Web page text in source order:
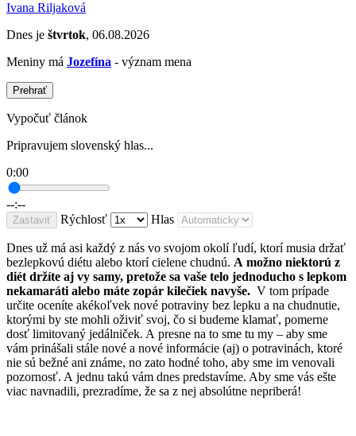
Ivana Riljaková
Dnes je štvrtok, 06.08.2026
Meniny má Jozefína - význam mena
Prehrať
Vypočuť článok
Pripravujem slovenský hlas...
0:00
--:--
Zastaviť Rýchlosť Hlas
Dnes už má asi každý z nás vo svojom okolí ľudí, ktorí musia držať
bezlepkovú diétu alebo ktorí cielene chudnú. A možno niektorú z
diét držíte aj vy samy, pretože sa vaše telo jednoducho s lepkom
nekamaráti alebo máte zopár kilečiek navyše. V tom prípade
určite oceníte akékoľvek nové potraviny bez lepku a na chudnutie,
ktorými by ste mohli oživiť svoj, čo si budeme klamať, pomerne
dosť limitovaný jedálniček. A presne na to sme tu my – aby sme
vám prinášali stále nové a nové informácie (aj) o potravinách, ktoré
nie sú bežné ani známe, no zato hodné toho, aby sme im venovali
pozornosť. A jednu takú vám dnes predstavíme. Aby sme vás ešte
viac navnadili, prezradíme, že sa z nej absolútne nepriberá!